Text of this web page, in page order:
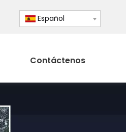
Español
Contáctenos